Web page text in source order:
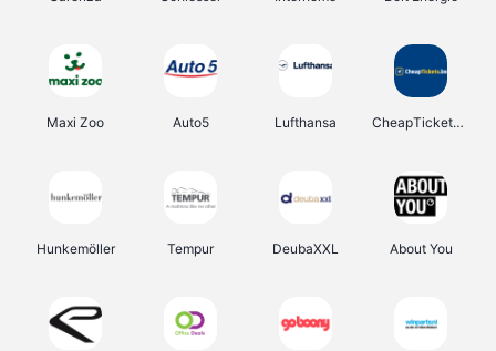
Maxi Zoo Auto5 Lufthansa CheapTickets.be
Hunkemöller Tempur DeubaXXL About You